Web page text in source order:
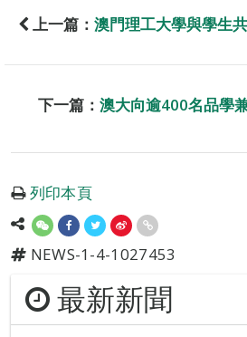
上一篇： 澳門理工大學與學生
下一篇： 澳大向逾400名品學
列印本頁
NEWS-1-4-1027453
最新新聞